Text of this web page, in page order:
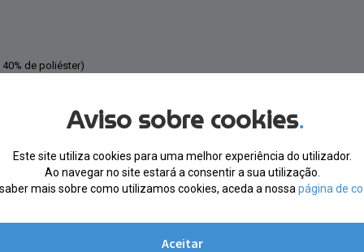
de poliéster)
Aviso sobre cookies.
Este site utiliza cookies para uma melhor experiência do utilizador.
Ao navegar no site estará a consentir a sua utilização.
mais sobre como utilizamos cookies, aceda a nossa página de
Aceitar